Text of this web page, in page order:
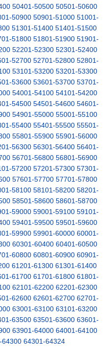
50401-50500 50501-50600
50900 50901-51000 51001-
51301-51400 51401-51500
51800 51801-51900 51901-
52201-52300 52301-52400
52700 52701-52800 52801-
53101-53200 53201-53300
53600 53601-53700 53701-
54001-54100 54101-54200
54500 54501-54600 54601-
54901-55000 55001-55100
55400 55401-55500 55501-
55801-55900 55901-56000
56300 56301-56400 56401-
56701-56800 56801-56900
57200 57201-57300 57301-
57601-57700 57701-57800
58100 58101-58200 58201-
58501-58600 58601-58700
59000 59001-59100 59101-
59401-59500 59501-59600
59900 59901-60000 60001-
60301-60400 60401-60500
60800 60801-60900 60901-
61201-61300 61301-61400
61700 61701-61800 61801-
62101-62200 62201-62300
62600 62601-62700 62701-
63001-63100 63101-63200
63500 63501-63600 63601-
63901-64000 64001-64100
64300 64301-64324